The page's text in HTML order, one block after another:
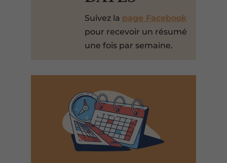
Suivez la page Facebook
pour recevoir un résumé
une fois par semaine.